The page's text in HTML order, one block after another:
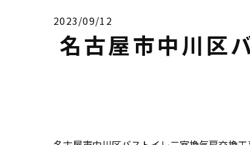
2023/09/12
名古屋市中川区